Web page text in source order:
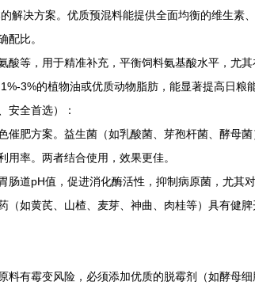
解决方案。优质预混料能提供全面均衡的维生
配比。
酸等，用于精准补充，平衡饲料氨基酸水平，尤其
3%的植物油或优质动物脂肪，能显著提高日粮
安全首选）：
催肥方案。益生菌（如乳酸菌、芽孢杆菌、酵母
率。两者结合使用，效果更佳。
肠道pH值，促进消化酶活性，抑制病原菌，尤其
（如黄芪、山楂、麦芽、神曲、肉桂等）具有健
料有霉变风险，必须添加优质的脱霉剂（如酵母